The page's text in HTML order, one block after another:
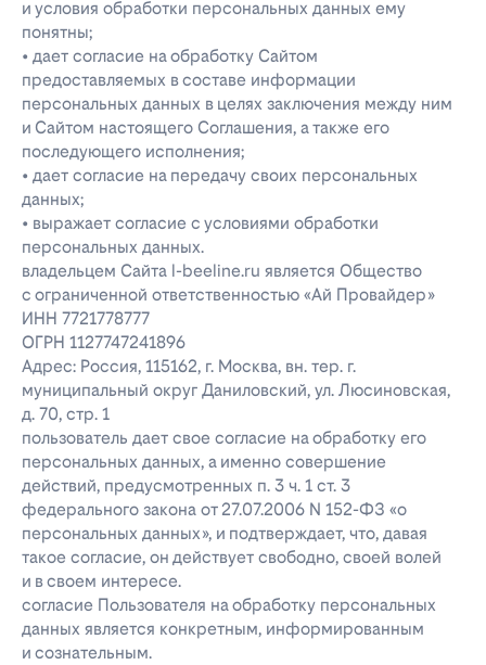
и условия обработки персональных данных ему
понятны;
• дает согласие на обработку Сайтом
предоставляемых в составе информации
персональных данных в целях заключения между ним
и Сайтом настоящего Соглашения, а также его
последующего исполнения;
• дает согласие на передачу своих персональных
данных;
• выражает согласие с условиями обработки
персональных данных.
владельцем Сайта l-beeline.ru является Общество
с ограниченной ответственностью «Ай Провайдер»
ИНН 7721778777
ОГРН 1127747241896
Адрес: Россия, 115162, г. Москва, вн. тер. г.
муниципальный округ Даниловский, ул. Люсиновская,
д. 70, стр. 1
пользователь дает свое согласие на обработку его
персональных данных, а именно совершение
действий, предусмотренных п. 3 ч. 1 ст. 3
федерального закона от 27.07.2006 N 152-ФЗ «о
персональных данных», и подтверждает, что, давая
такое согласие, он действует свободно, своей волей
и в своем интересе.
согласие Пользователя на обработку персональных
данных является конкретным, информированным
и сознательным.